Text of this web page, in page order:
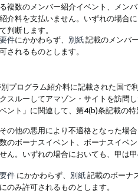
複数のメンバー紹介イベント、メン
介料を支払いません。いずれの場合
判断します。
件にかかわらず、 別紙記載のメンバ
されるものとします。
プログラム紹介料に記載された国で
スルーしてアマゾン・サイトを訪問
ント」に関連して、第4(b)条記載の
の他の悪用により不適格となった場
のボーナスイベント、ボーナスイベ
ん。いずれの場合においても、甲は
件 にかかわらず、 別紙記載のボーナ
のみ許可されるものとします。